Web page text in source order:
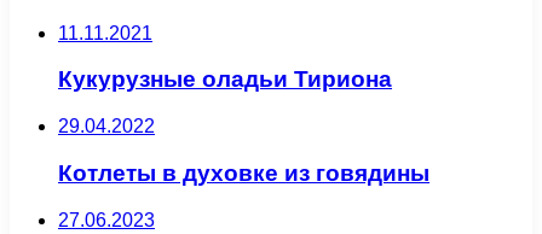
11.11.2021
Кукурузные оладьи Тириона
29.04.2022
Котлеты в духовке из говядины
27.06.2023